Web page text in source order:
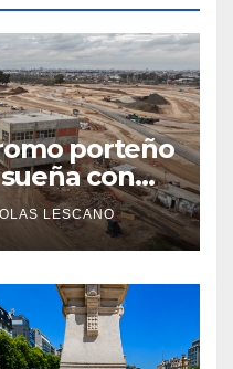
porteño
con
1
LESCANO